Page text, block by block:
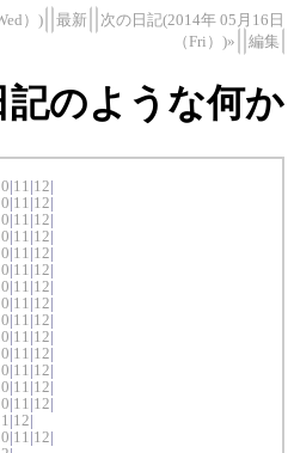
）) 最新
次の日記(2014年 05月16日
（Fri）)»
編集
記のような何か
|11 |12|
|11 |12|
|11 |12|
|11 |12|
|11 |12|
|11 |12|
|11 |12|
|11 |12|
|11 |12|
|11 |12|
|11 |12|
|11 |12|
|11 |12|
|11 |12|
|12|
|11 |12|